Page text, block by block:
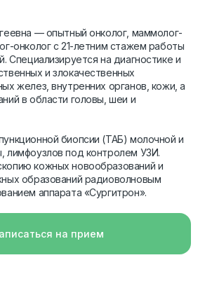
— опытный онколог, маммолог-
онколог с 21-летним стажем работы
Специализируется на диагностике и
и злокачественных
желез, внутренних органов, кожи, а
в области головы, шеи и
биопсии (ТАБ) молочной и
лимфоузлов под контролем УЗИ.
кожных новообразований и
образований радиоволновым
аппарата «Сургитрон».
на прием